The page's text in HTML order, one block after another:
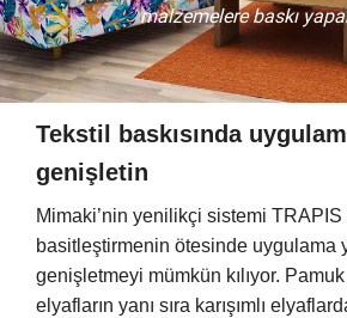
malzemelere baskı
Tekstil baskısında
genişletin
Mimaki’nin yenilikçi sistemi
basitleştirmenin ötesinde uygulama
genişletmeyi mümkün kılıyor.
elyafların yanı sıra karışımlı